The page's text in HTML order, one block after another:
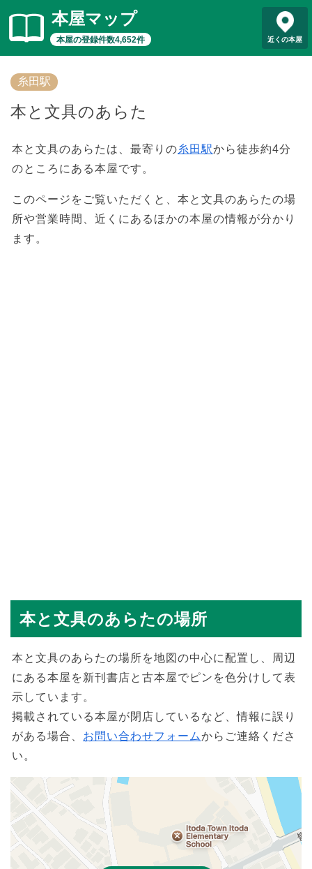
本屋マップ
本屋の登録件数4,652件 近くの本屋
糸田駅
本と文具のあらた
本と文具のあらたは、最寄りの糸田駅から徒歩約4分
のところにある本屋です。
このページをご覧いただくと、本と文具のあらたの場
所や営業時間、近くにあるほかの本屋の情報が分かり
ます。
本と文具のあらたの場所
本と文具のあらたの場所を地図の中心に配置し、周辺
にある本屋を新刊書店と古本屋でピンを色分けして表
示しています。
掲載されている本屋が閉店しているなど、情報に誤り
がある場合、 お問い合わせフォームからご連絡くださ
い。